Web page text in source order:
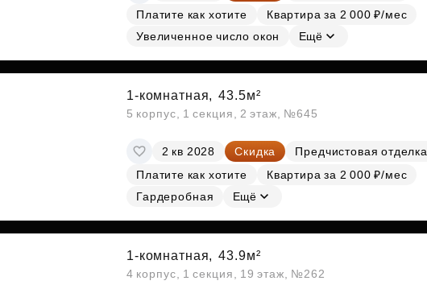
Платите как хотите
Квартира за 2 000 ₽/мес
Увеличенное число окон
Ещё
1-комнатная, 43.5м²
5 корпус, 1 секция, 2 этаж, №645
2 кв 2028 Скидка
Предчистовая отделка
Платите как хотите
Квартира за 2 000 ₽/мес
Гардеробная
Ещё
1-комнатная, 43.9м²
4 корпус, 1 секция, 19 этаж, №262